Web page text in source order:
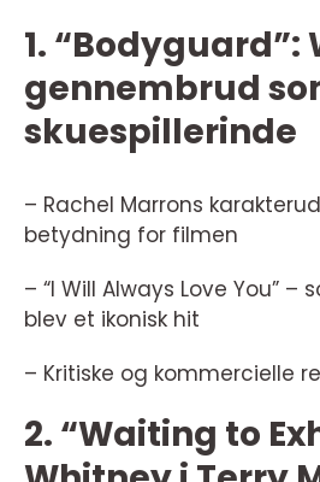
1. “Bodyguard”:
gennembrud
skuespillerinde
– Rachel Marrons
betydning for filmen
– “I Will Always Love You”
blev et ikonisk hit
– Kritiske og kommercielle
2. “Waiting to